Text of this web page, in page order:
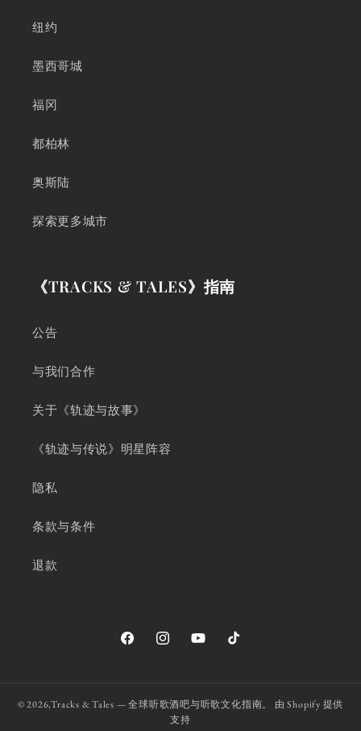
纽约
墨西哥城
福冈
都柏林
奥斯陆
探索更多城市
《TRACKS & TALES》指南
公告
与我们合作
关于《轨迹与故事》
《轨迹与传说》明星阵容
隐私
条款与条件
退款
FacebookInstagramYouTubeTikTok
© 2026,Tracks & Tales — 全球听歌酒吧与听歌文化指南。
由 Shopify 提供
支持